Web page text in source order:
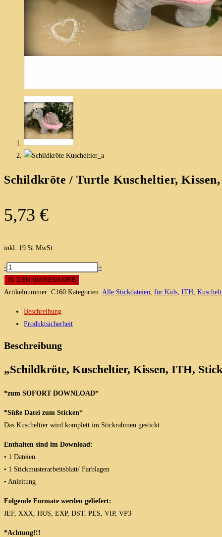
Schildkröte / Turtle Kuscheltier,
5,73 €
inkl. 19 % MwSt.
Schildkröte
Turtle
Stickdatei
Menge
- +
IN DEN WARENKORB
Artikelnummer: C160 Kategorien: Alle Stickdateien für Kids ITH
Beschreibung
Produktsicherheit
Beschreibung
„Schildkröte, Kuscheltier, Kissen, ITH,
*zum SOFORT DOWNLOAD*
*Süße Datei zum Sticken*
Das Kuscheltier wird komplett im Stickrahmen gestickt.
Enthalten sind im Download:
• 1 Dateien
• 1 Stickmusterarbeitsblatt/ Farblagen
• Anleitung
Folgende Formate werden geliefert:
JEF, XXX, HUS, EXP, DST, PES, VIP, VP3
*Achtung!!!